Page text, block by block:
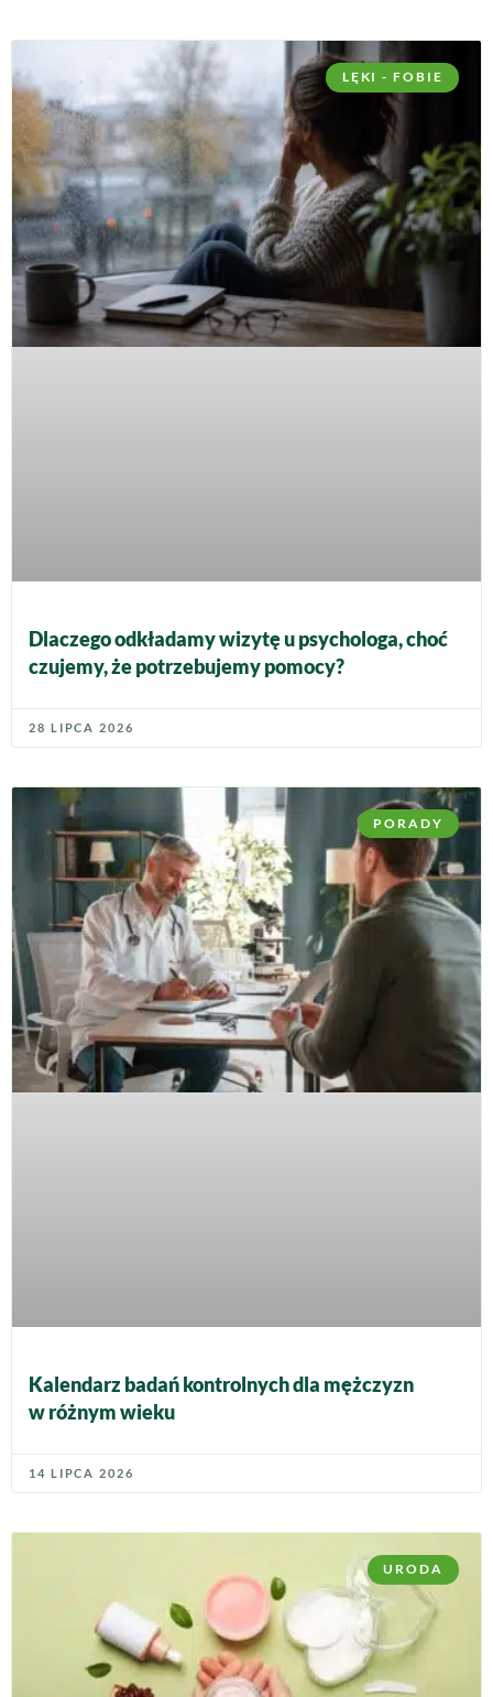
LĘKI - FOBIE
Dlaczego odkładamy wizytę u psychologa, choć
czujemy, że potrzebujemy pomocy?
28 LIPCA 2026
PORADY
Kalendarz badań kontrolnych dla mężczyzn
w różnym wieku
14 LIPCA 2026
URODA